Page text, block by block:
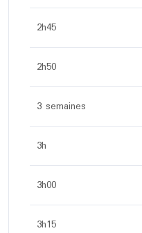
2h45
2h50
3 semaines
3h
3h00
3h15